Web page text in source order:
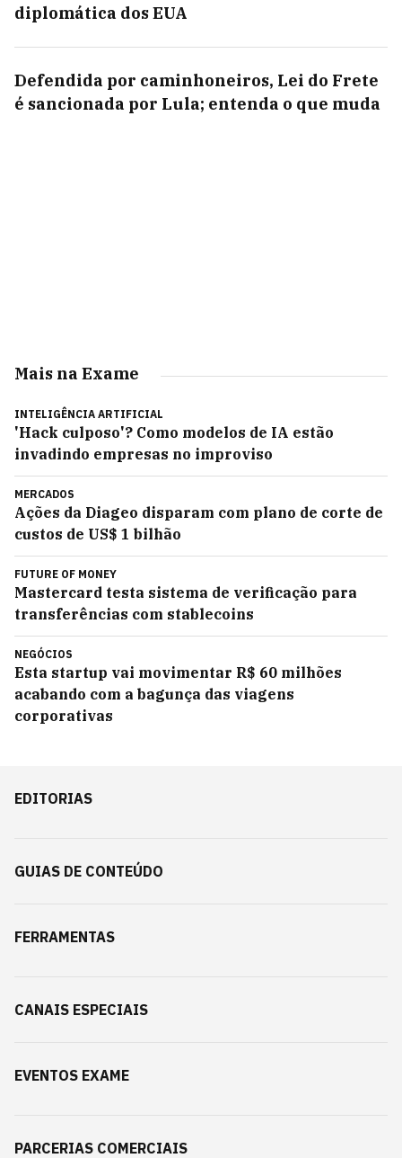
diplomática dos EUA
Defendida por caminhoneiros, Lei do Frete
é sancionada por Lula; entenda o que muda
Mais na Exame
INTELIGÊNCIA ARTIFICIAL
'Hack culposo'? Como modelos de IA estão
invadindo empresas no improviso
MERCADOS
Ações da Diageo disparam com plano de corte de
custos de US$ 1 bilhão
FUTURE OF MONEY
Mastercard testa sistema de verificação para
transferências com stablecoins
NEGÓCIOS
Esta startup vai movimentar R$ 60 milhões
acabando com a bagunça das viagens
corporativas
EDITORIAS
GUIAS DE CONTEÚDO
FERRAMENTAS
CANAIS ESPECIAIS
EVENTOS EXAME
PARCERIAS COMERCIAIS